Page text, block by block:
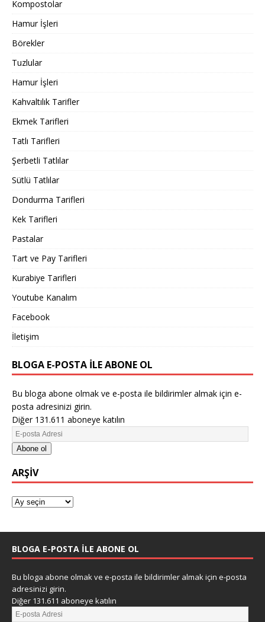
Kompostolar
Hamur İşleri
Börekler
Tuzlular
Hamur İşleri
Kahvaltılık Tarifler
Ekmek Tarifleri
Tatlı Tarifleri
Şerbetli Tatlılar
Sütlü Tatlılar
Dondurma Tarifleri
Kek Tarifleri
Pastalar
Tart ve Pay Tarifleri
Kurabiye Tarifleri
Youtube Kanalım
Facebook
İletişim
BLOGA E-POSTA ILE ABONE OL
Bu bloga abone olmak ve e-posta ile bildirimler almak için e-
posta adresinizi girin.
Diğer 131.611 aboneye katılın
Abone ol
ARŞIV
BLOGA E-POSTA ILE ABONE OL
Bu bloga abone olmak ve e-posta ile bildirimler almak için e-posta
adresinizi girin.
Diğer 131.611 aboneye katılın